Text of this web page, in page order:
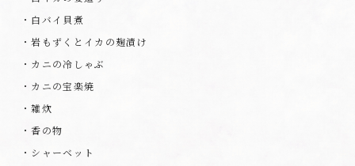
・白バイ貝煮
・岩もずくとイカの麹漬け
・カニの冷しゃぶ
・カニの宝楽焼
・雑炊
・香の物
・シャーベット